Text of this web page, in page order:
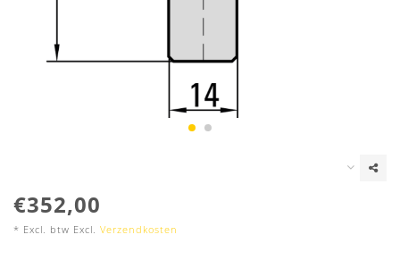
€352,00
* Excl. btw Excl. Verzendkosten